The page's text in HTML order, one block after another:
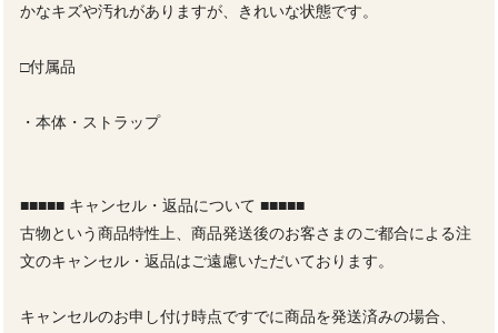
かなキズや汚れがありますが、きれいな状態です。
□付属品
・本体・ストラップ
■■■■■ キャンセル・返品について ■■■■■
古物という商品特性上、商品発送後のお客さまのご都合による注
文のキャンセル・返品はご遠慮いただいております。
キャンセルのお申し付け時点ですでに商品を発送済みの場合、